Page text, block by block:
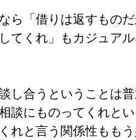
ら「借りは返すもの
てくれ」もカジュア
し合うということは
談にものってくれと
れと言う関係性もも